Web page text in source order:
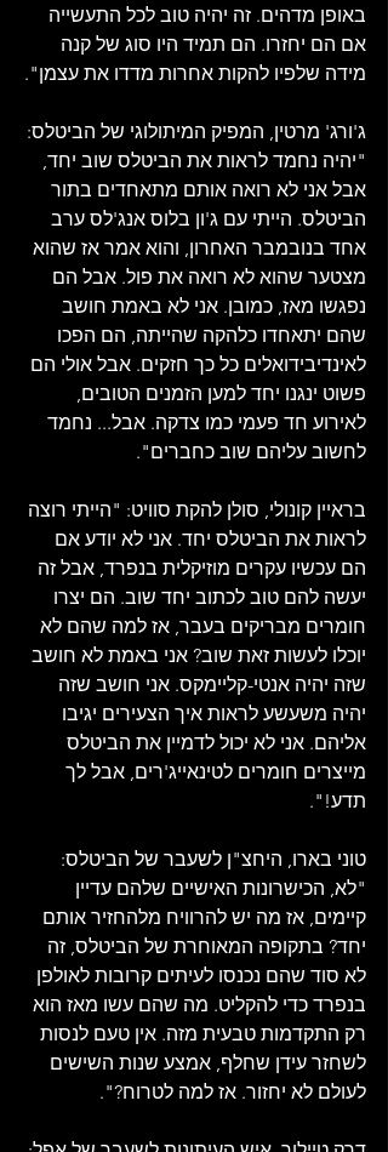
באופן מדהים. זה יהיה טוב לכל התעשייה
אם הם יחזרו. הם תמיד היו סוג של קנה
מידה שלפיו להקות אחרות מדדו את עצמן".
ג'ורג' מרטין, המפיק המיתולוגי של הביטלס:
"יהיה נחמד לראות את הביטלס שוב יחד,
אבל אני לא רואה אותם מתאחדים בתור
הביטלס. הייתי עם ג'ון בלוס אנג'לס ערב
אחד בנובמבר האחרון, והוא אמר אז שהוא
מצטער שהוא לא רואה את פול. אבל הם
נפגשו מאז, כמובן. אני לא באמת חושב
שהם יתאחדו כלהקה שהייתה, הם הפכו
לאינדיבידואלים כל כך חזקים. אבל אולי הם
פשוט ינגנו יחד למען הזמנים הטובים,
לאירוע חד פעמי כמו צדקה. אבל... נחמד
לחשוב עליהם שוב כחברים".
בראיין קונולי, סולן להקת סוויט: "הייתי רוצה
לראות את הביטלס יחד. אני לא יודע אם
הם עכשיו עקרים מוזיקלית בנפרד, אבל זה
יעשה להם טוב לכתוב יחד שוב. הם יצרו
חומרים מבריקים בעבר, אז למה שהם לא
יוכלו לעשות זאת שוב? אני באמת לא חושב
שזה יהיה אנטי-קליימקס. אני חושב שזה
יהיה משעשע לראות איך הצעירים יגיבו
אליהם. אני לא יכול לדמיין את הביטלס
מייצרים חומרים לטינאייג'רים, אבל לך
תדע!".
טוני בארו, היחצ"ן לשעבר של הביטלס:
"לא, הכישרונות האישיים שלהם עדיין
קיימים, אז מה יש להרוויח מלהחזיר אותם
יחד? בתקופה המאוחרת של הביטלס, זה
לא סוד שהם נכנסו לעיתים קרובות לאולפן
בנפרד כדי להקליט. מה שהם עשו מאז הוא
רק התקדמות טבעית מזה. אין טעם לנסות
לשחזר עידן שחלף, אמצע שנות השישים
לעולם לא יחזור. אז למה לטרוח?".